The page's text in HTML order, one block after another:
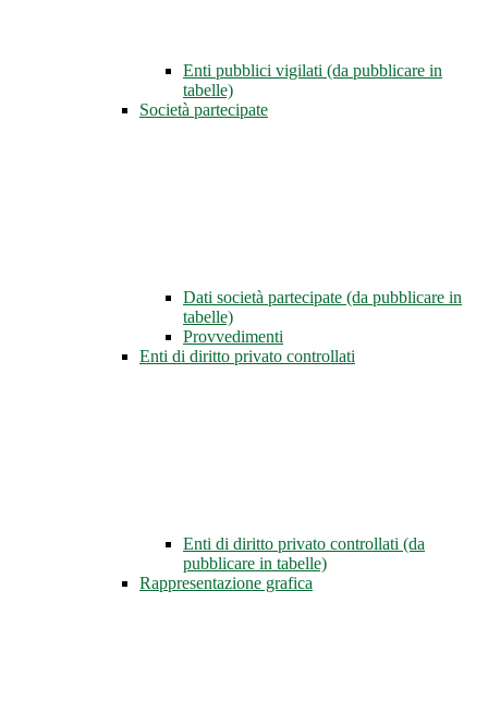
Enti pubblici vigilati (da pubblicare in
tabelle)
Società partecipate
Dati società partecipate (da pubblicare in
tabelle)
Provvedimenti
Enti di diritto privato controllati
Enti di diritto privato controllati (da
pubblicare in tabelle)
Rappresentazione grafica